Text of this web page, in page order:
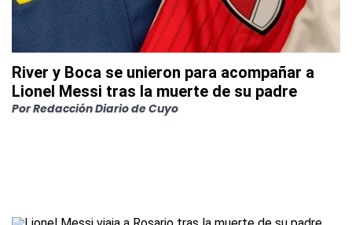
River y Boca se unieron para acompañar a
Lionel Messi tras la muerte de su padre
PorRedacción Diario de Cuyo